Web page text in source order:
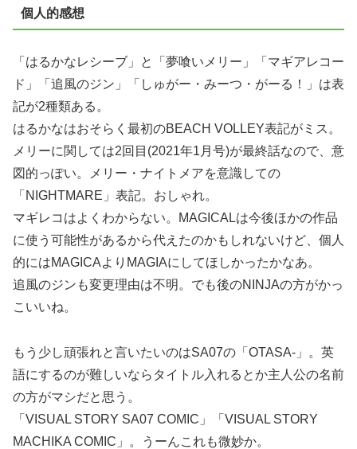
個人的感想
「はるかなレシーブ」と「夢喰いメリー」「マギアレコー
ド」「追風のジン」「しゅがー・みーつ・がーる！」は表
記が2種類ある。
はるかなはおそらく最初のBEACH VOLLEY表記がミス。
メリーに関しては2回目(2021年1月号)が最終話なので、意
図的っぽい。メリー・ナイトメアを意識しての
「NIGHTMARE」表記。おしゃれ。
マギレコはよくわからない。MAGICALは今後ほかの作品
に使う可能性があるから代えたのかもしれないけど、個人
的にはMAGICAよりMAGIAにしてほしかったかなあ。
追風のジンも変更理由は不明。でも後のNINJAの方がかっ
こいいね。
もう少し頑張れと言いたいのはSA07の「OTASA-」。英
語にするのが難しいならタイトル入れるとか主人公の名前
の方がマシだと思う。
「VISUAL STORY SA07 COMIC」「VISUAL STORY
MACHIKA COMIC」。うーんこれも微妙か。